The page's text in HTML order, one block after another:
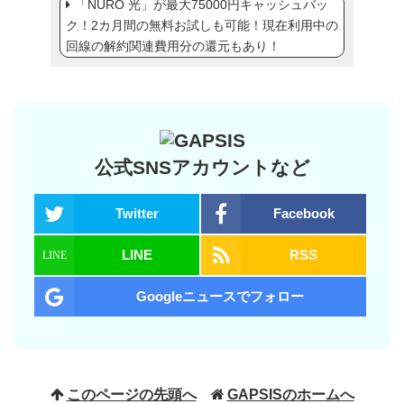
「NURO 光」が最大75000円キャッシュバッ
ク！2カ月間の無料お試しも可能！現在利用中の
回線の解約関連費用分の還元もあり！
公式SNSアカウントなど
Twitter Facebook
LINE RSS
Googleニュースでフォロー
このページの先頭へ GAPSISのホームへ